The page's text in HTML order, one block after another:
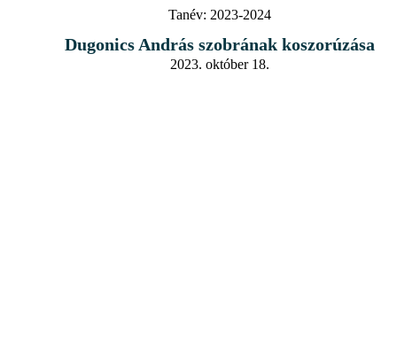
Tanév: 2023-2024
Dugonics András szobrának koszorúzása
2023. október 18.